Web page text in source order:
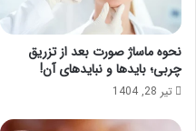
نحوه ماساژ صورت بعد از تزریق
چربی؛ بایدها و نبایدهای آن!
تیر 28, 1404